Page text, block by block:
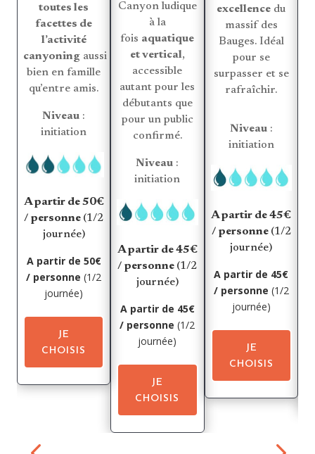
toutes les
facettes de
l’activité
canyoning aussi
bien en famille
qu’entre amis.
Niveau :
initiation
A partir de 50€
/ personne (1/2
journée)
A partir de 50€
/ personne(1/2
journée)
JE
CHOISIS
Canyon ludique
à la
fois aquatique
et vertical,
accessible
autant pour les
débutants que
pour un public
confirmé.
Niveau :
initiation
A partir de 45€
/ personne (1/2
journée)
A partir de 45€
/ personne(1/2
journée)
JE
CHOISIS
excellence du
massif des
Bauges. Idéal
pour se
surpasser et se
rafraîchir.
Niveau:
initiation
A partir de 45€
/ personne (1/2
journée)
A partir de 45€
/ personne (1/2
journée)
JE
CHOISIS